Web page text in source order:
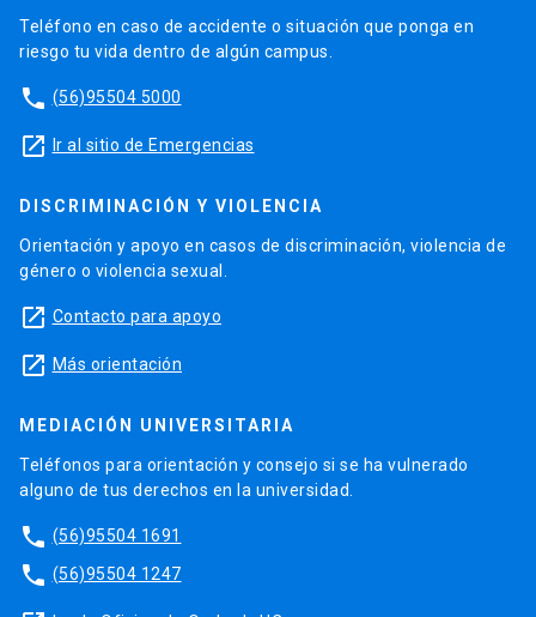
Teléfono en caso de accidente o situación que ponga en
riesgo tu vida dentro de algún campus.
phone (56)95504 5000
launch Ir al sitio de Emergencias
DISCRIMINACIÓN Y VIOLENCIA
Orientación y apoyo en casos de discriminación, violencia de
género o violencia sexual.
launch Contacto para apoyo
launch Más orientación
MEDIACIÓN UNIVERSITARIA
Teléfonos para orientación y consejo si se ha vulnerado
alguno de tus derechos en la universidad.
phone (56)95504 1691
phone (56)95504 1247